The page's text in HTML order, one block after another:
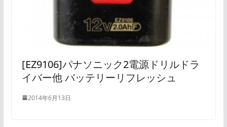
[EZ9106]パナソニック2電源ドリルドラ
イバー他 バッテリーリフレッシュ
2014年6月13日